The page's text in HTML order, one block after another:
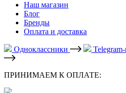
Наш магазин
Блог
Бренды
Оплата и доставка
Одноклассники Telegram-
ПРИНИМАЕМ К ОПЛАТЕ: